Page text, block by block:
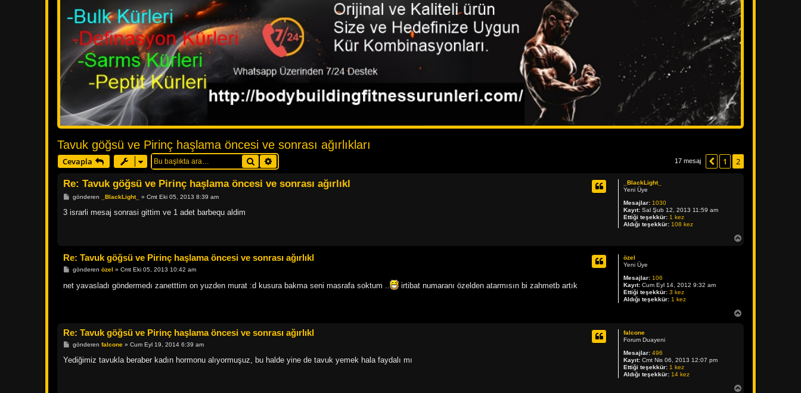
Tavuk göğsü ve Pirinç haşlama öncesi ve sonrası ağırlıkları
Cevapla Ara 17 mesaj Önceki
1 2
_BlackLight_
Yeni Üye
Mesajlar: 1030
Kayıt: Sal Şub 12, 2013 11:59 am
Ettiği teşekkür: 1 kez
Aldığı teşekkür: 108 kez
Re: Tavuk göğsü ve Pirinç haşlama öncesi ve sonrası ağırlıkl
M
s
gönderen _BlackLight_ » Cmt Eki 05, 2013 8:39 am
3 israrli mesaj sonrasi gittim ve 1 adet barbequ aldim
özel
Yeni Üye
Mesajlar: 106
Kayıt: Cum Eyl 14, 2012 9:32 am
Ettiği teşekkür: 3 kez
Aldığı teşekkür: 1 kez
Re: Tavuk göğsü ve Pirinç haşlama öncesi ve sonrası ağırlıkl
M
s
a
gönderen özel » Cmt Eki 05, 2013 10:42 am
net yavasladı göndermedı zanetttim on yuzden murat :d kusura bakma seni masrafa soktum .. irtibat numaranı özelden atarmısın bi zahmetb artık
falcone
Forum Duayeni
Mesajlar: 496
Kayıt: Cmt Nis 06, 2013 12:07 pm
Ettiği teşekkür: 1 kez
Aldığı teşekkür: 14 kez
Re: Tavuk göğsü ve Pirinç haşlama öncesi ve sonrası ağırlıkl
M
s
gönderen falcone» Cum Eyl 19, 2014 6:39 am
Yediğimiz tavukla beraber kadın hormonu alıyormuşuz, bu halde yine de tavuk yemek hala faydalı mı